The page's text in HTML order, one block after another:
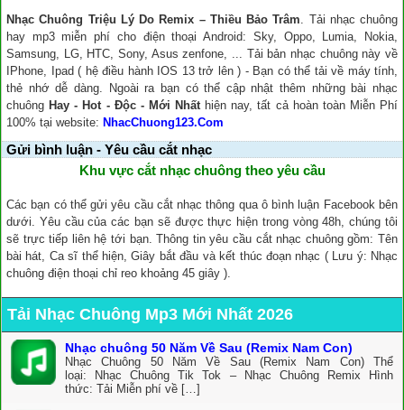
Nhạc Chuông Triệu Lý Do Remix – Thiều Bảo Trâm. Tải nhạc chuông
hay mp3 miễn phí cho điện thoại Android: Sky, Oppo, Lumia, Nokia,
Samsung, LG, HTC, Sony, Asus zenfone, ... Tải bản nhạc chuông này về
IPhone, Ipad ( hệ điều hành IOS 13 trở lên ) - Bạn có thể tải về máy tính,
thẻ nhớ dễ dàng. Ngoài ra bạn có thể cập nhật thêm những bài nhạc
chuông Hay - Hot - Độc - Mới Nhấthiện nay, tất cả hoàn toàn Miễn Phí
100% tại website: NhacChuong123.Com
Gửi bình luận - Yêu cầu cắt nhạc
Khu vực cắt nhạc chuông theo yêu cầu
Các bạn có thể gửi yêu cầu cắt nhạc thông qua ô bình luận Facebook bên
dưới. Yêu cầu của các bạn sẽ được thực hiện trong vòng 48h, chúng tôi
sẽ trực tiếp liên hệ tới bạn. Thông tin yêu cầu cắt nhạc chuông gồm: Tên
bài hát, Ca sĩ thể hiện, Giây bắt đầu và kết thúc đoạn nhạc ( Lưu ý: Nhạc
chuông điện thoại chỉ reo khoảng 45 giây ).
Tải Nhạc Chuông Mp3 Mới Nhất 2026
Nhạc chuông 50 Năm Về Sau (Remix Nam Con)
Nhạc Chuông 50 Năm Về Sau (Remix Nam Con) Thể
loại: Nhạc Chuông Tik Tok – Nhạc Chuông Remix Hình
thức: Tải Miễn phí về […]